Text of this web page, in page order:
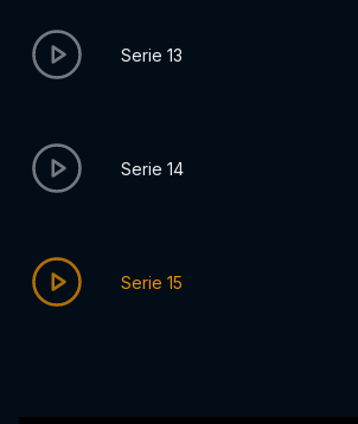
Serie 13
Serie 14
Serie 15